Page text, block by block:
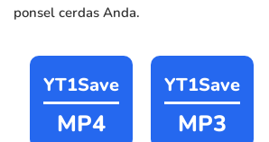
ponsel cerdas Anda.
YT1Save
MP4
YT1Save
MP3